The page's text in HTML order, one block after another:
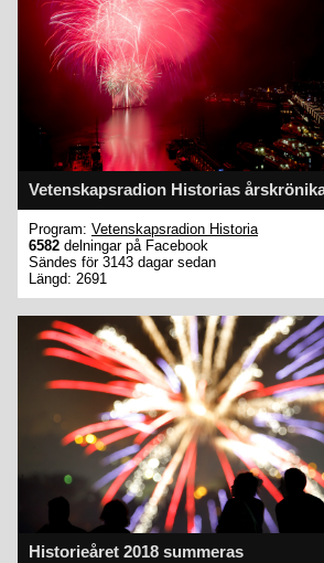
Vetenskapsradion Historias
Program: Vetenskapsradion Historia
6582 delningar på Facebook
Sändes för 3143 dagar sedan
Längd: 2691
Historieåret 2018 summeras